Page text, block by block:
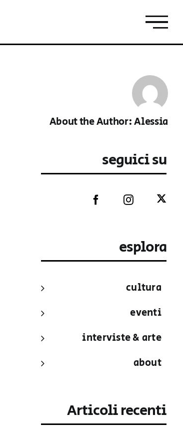
About the Author:Alessia
seguici su
esplora
cultura
eventi
interviste & arte
about
Articoli recenti